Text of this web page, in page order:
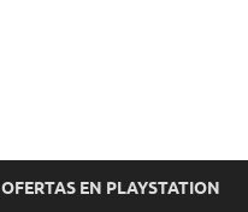
OFERTAS EN PLAYSTATION